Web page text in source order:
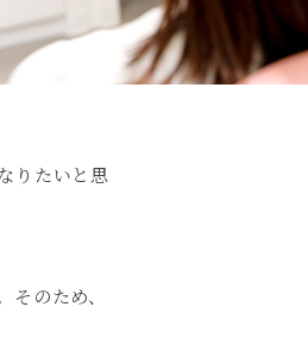
りたいと思
のため、